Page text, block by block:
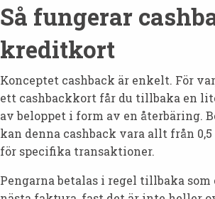
Så fungerar
kreditkort
Konceptet cashback är enkelt. För
ett cashbackkort får du tillbaka en
av beloppet i form av en återbäring.
kan denna cashback vara allt från
för specifika transaktioner.
Pengarna betalas i regel tillbaka